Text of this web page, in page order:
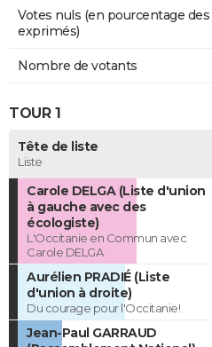
Votes nuls (en pourcentage
exprimés)
Nombre de votants
TOUR 1
Tête de liste
Liste
Carole DELGA (Liste d'union
à gauche avec des
écologiste)
L'Occitanie en Commun avec
Carole DELGA
Aurélien PRADIÉ (Liste
d'union à droite)
Du courage pour l'Occitanie!
Jean-Paul GARRAUD